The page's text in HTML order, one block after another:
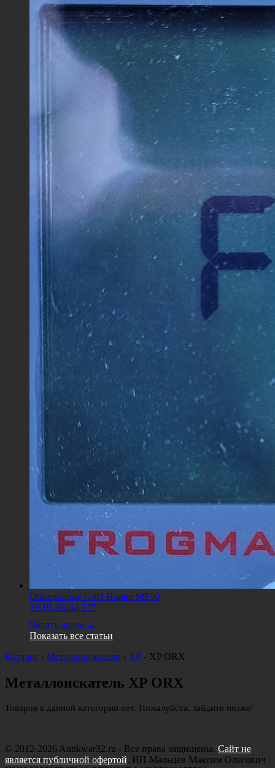
Обновление Gold Hunter MF50
19.10.20244 237
Читать далее →
Показать все статьи
Каталог - Металлоискатели - XP- XP ORX
Металлоискатель XP ORX
Товаров в данной категории нет. Пожалуйста, зайдите позже!
© 2012-2026 Antikwar32.ru - Все права защищены. Сайт не
является публичной офертой. ИП Мальцев Максим Олегович